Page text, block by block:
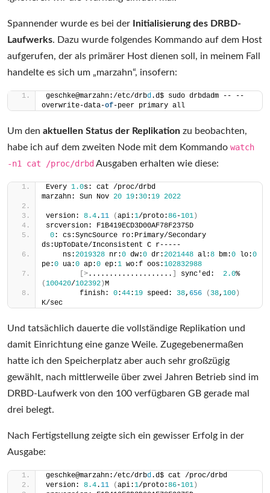
Spannender wurde es bei der
Initialisierung des DRBD-
Laufwerks. Dazu wurde folgendes Kommando auf dem Host
aufgerufen, der als primärer Host dienen soll, in meinem Fall
handelte es sich um „marzahn“, insofern:
geschke@marzahn:/etc/drbd.d$ sudo drbdadm -- --
overwrite-data-of-peer primary all
Um den aktuellen Status der Replikation zu beobachten,
habe ich auf dem zweiten Node mit dem Kommando watch
-n1 cat /proc/drbd Ausgaben erhalten wie diese:
Every 1.0s: cat /proc/drbd
marzahn: Sun Nov 20 19: 30:19 2022
version: 8.4.11 (api:1/proto:86-101 )
srcversion: F1B419ECD3D00AF78F2375D
0: cs:SyncSource ro:Primary/Secondary
ds:UpToDate/Inconsistent C r-----
    ns:
2019328 nr:0 dw:0 dr:2021448 al:8 bm:0 lo:0
pe:0 ua:0 ap:0 ep:1 wo:f oos:102832988
[>.................... sync'ed: 2.0 %
(100420/102392 )M
        finish:
0:44:19 speed: 38, 656 ( 38, 100 )
K/sec
Und tatsächlich dauerte die vollständige Replikation und
damit Einrichtung eine ganze Weile. Zugegebenermaßen
hatte ich den Speicherplatz aber auch sehr großzügig
gewählt, nach mittlerweile über zwei Jahren Betrieb sind im
DRBD-Laufwerk von den 100 verfügbaren GB gerade mal
drei belegt.
Nach Fertigstellung zeigte sich ein gewisser Erfolg in der
Ausgabe:
geschke@marzahn:/etc/drbd.d$ cat /proc/drbd
version: 8.4.11 (api:1/proto:86-101 )